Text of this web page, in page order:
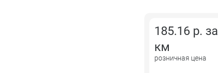
185.16 р. за
км
розничная цена